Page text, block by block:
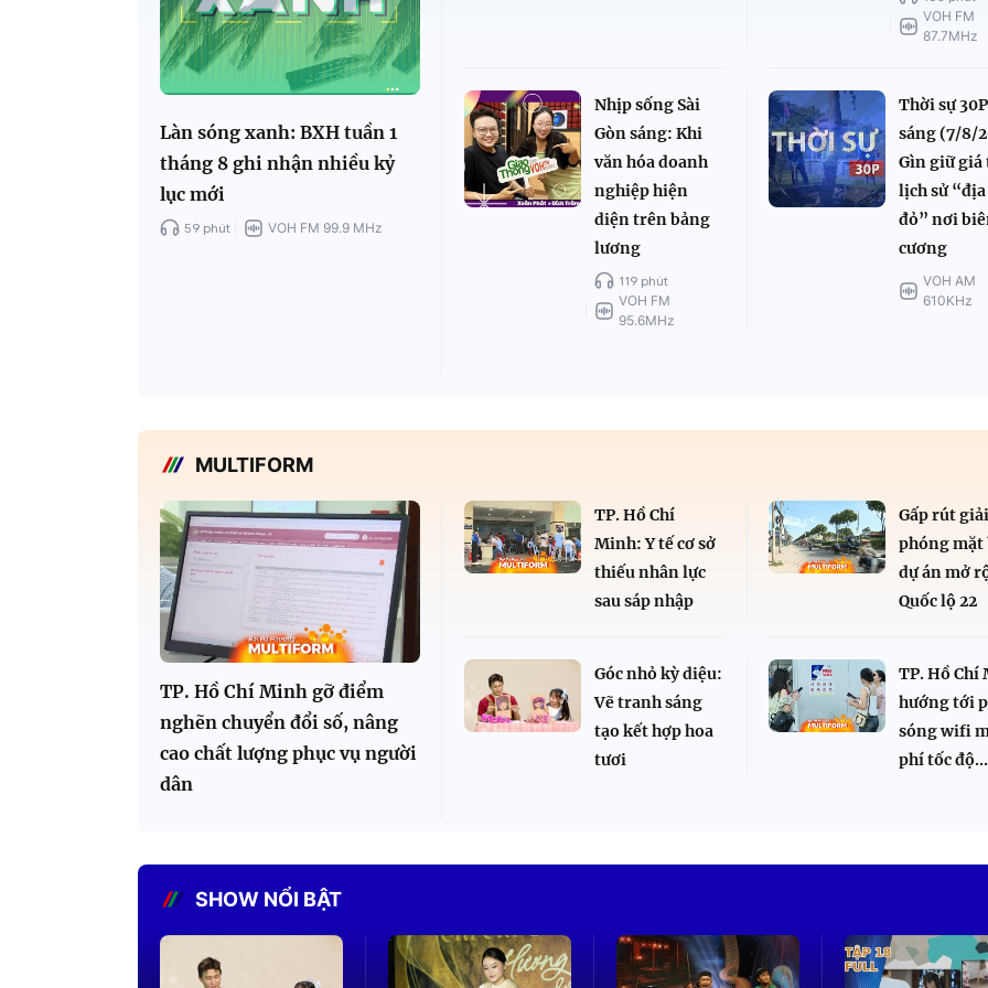
Làn sóng xanh: BXH tuần 1
tháng 8 ghi nhận nhiều kỷ
lục mới
59 phút VOH FM 99.9 MHz
VOH FM
87.7MHz
Nhịp sống Sài
Gòn sáng: Khi
văn hóa doanh
nghiệp hiện
diện trên bảng
lương
119 phút
VOH FM
95.6MHz
Thời sự 30P
sáng (7/8/
Gìn giữ
lịch sử
đỏ” nơi
cương
VOH AM
610KHz
MULTIFORM
TP. Hồ Chí Minh gỡ điểm
nghẽn chuyển đổi số, nâng
cao chất lượng phục vụ người
dân
TP. Hồ Chí
Minh: Y tế cơ sở
thiếu nhân lực
sau sáp nhập
Gấp rút giải
phóng mặt
dự án mở
Quốc lộ 22
Góc nhỏ kỳ diệu:
Vẽ tranh sáng
tạo kết hợp hoa
tươi
TP. Hồ Chí
hướng tới
sóng wifi
phí tốc độ...
SHOW NỔI BẬT